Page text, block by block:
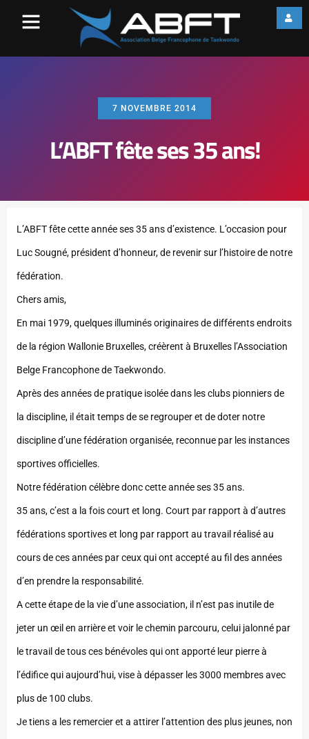
7 NOVEMBRE 2014
L’ABFT fête ses 35 ans!
L’ABFT fête cette année ses 35 ans d’existence. L’occasion pour
Luc Sougné, président d’honneur, de revenir sur l’histoire de notre
fédération.
Chers amis,
En mai 1979, quelques illuminés originaires de différents endroits
de la région Wallonie Bruxelles, créèrent à Bruxelles l’Association
Belge Francophone de Taekwondo.
Après des années de pratique isolée dans les clubs pionniers de
la discipline, il était temps de se regrouper et de doter notre
discipline d’une fédération organisée, reconnue par les instances
sportives officielles.
Notre fédération célèbre donc cette année ses 35 ans.
35 ans, c’est a la fois court et long. Court par rapport à d’autres
fédérations sportives et long par rapport au travail réalisé au
cours de ces années par ceux qui ont accepté au fil des années
d’en prendre la responsabilité.
A cette étape de la vie d’une association, il n’est pas inutile de
jeter un œil en arrière et voir le chemin parcouru, celui jalonné par
le travail de tous ces bénévoles qui ont apporté leur pierre à
l’édifice qui aujourd’hui, vise à dépasser les 3000 membres avec
plus de 100 clubs.
Je tiens a les remercier et a attirer l’attention des plus jeunes, non